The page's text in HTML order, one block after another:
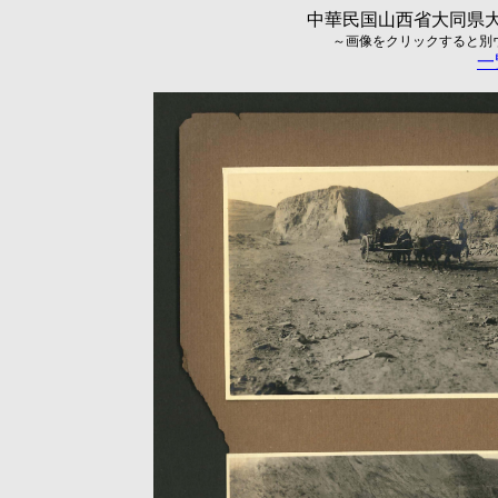
中華民国山西省大同県
～画像をクリックすると
一